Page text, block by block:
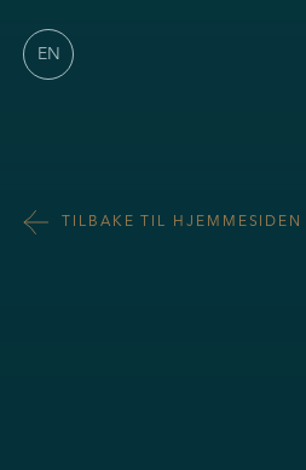
EN
TILBAKE TIL HJEMMESIDEN